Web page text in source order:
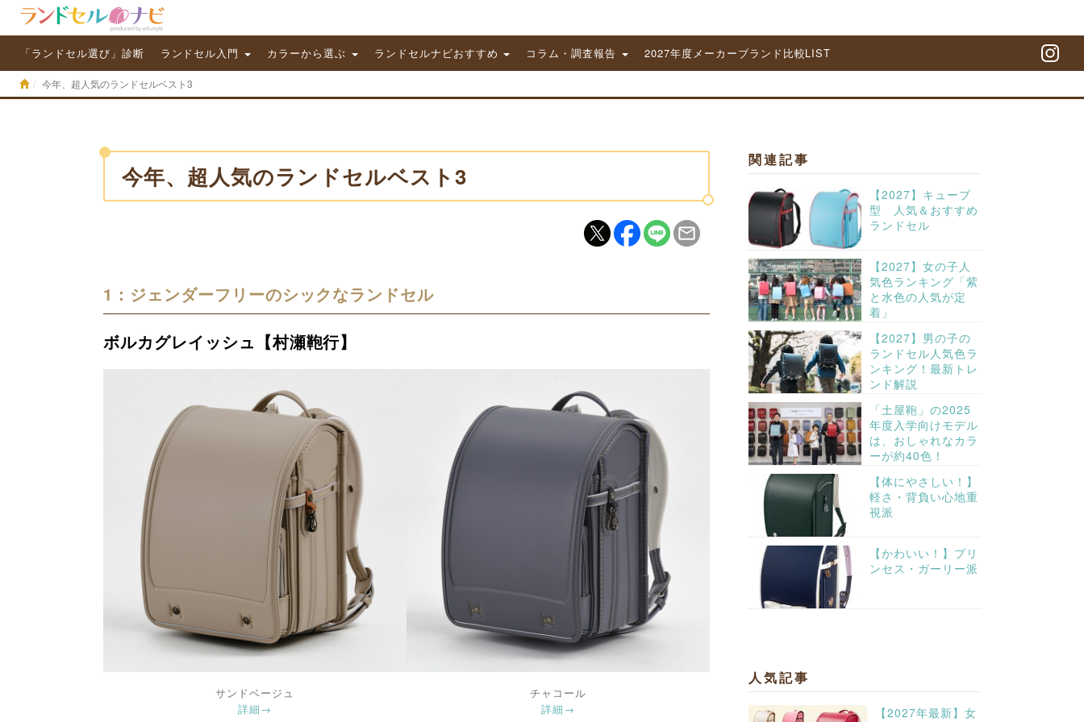
「ランドセル選び」診断 ランドセル入門 カラーから選ぶ ランドセルナビおすすめ コラム・調査報告 2027年度メーカーブランド比較LIST
今年、超人気のランドセルベスト3
今年、超人気のランドセルベスト3
1：ジェンダーフリーのシックなランドセル
ボルカグレイッシュ【村瀬鞄行】
サンドベージュ
詳細→
チャコール
詳細→
関連記事
【2027】キューブ
型 人気＆おすすめ
ランドセル
【2027】女の子人
気色ランキング「紫
と水色の人気が定
着」
【2027】男の子の
ランドセル人気色ラ
ンキング！最新トレ
ンド解説
「土屋鞄」の2025
年度入学向けモデル
は、おしゃれなカラ
ーが約40色！
【体にやさしい！】
軽さ・背負い心地重
視派
【かわいい！】プリ
ンセス・ガーリー派
人気記事
【2027年最新】女